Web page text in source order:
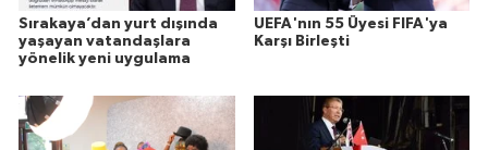
Sırakaya’dan yurt dışında
yaşayan vatandaşlara
yönelik yeni uygulama
UEFA'nın 55 Üyesi FIFA'ya
Karşı Birleşti